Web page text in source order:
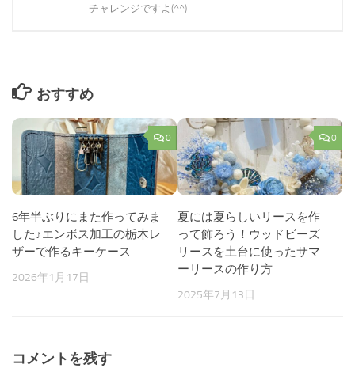
チャレンジですよ(^^)
おすすめ
0
6年半ぶりにまた作ってみま
した♪エンボス加工の栃木レ
ザーで作るキーケース
2026年1月17日
0
夏には夏らしいリースを作
って飾ろう！ウッドビーズ
リースを土台に使ったサマ
ーリースの作り方
2025年7月13日
コメントを残す